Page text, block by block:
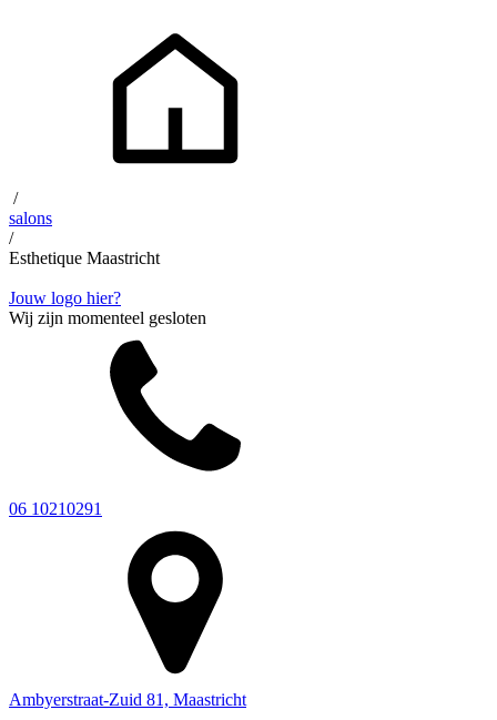
/
salons
/
Esthetique Maastricht
Jouw logo hier?
Wij zijn momenteel gesloten
06 10210291
Ambyerstraat-Zuid 81, Maastricht